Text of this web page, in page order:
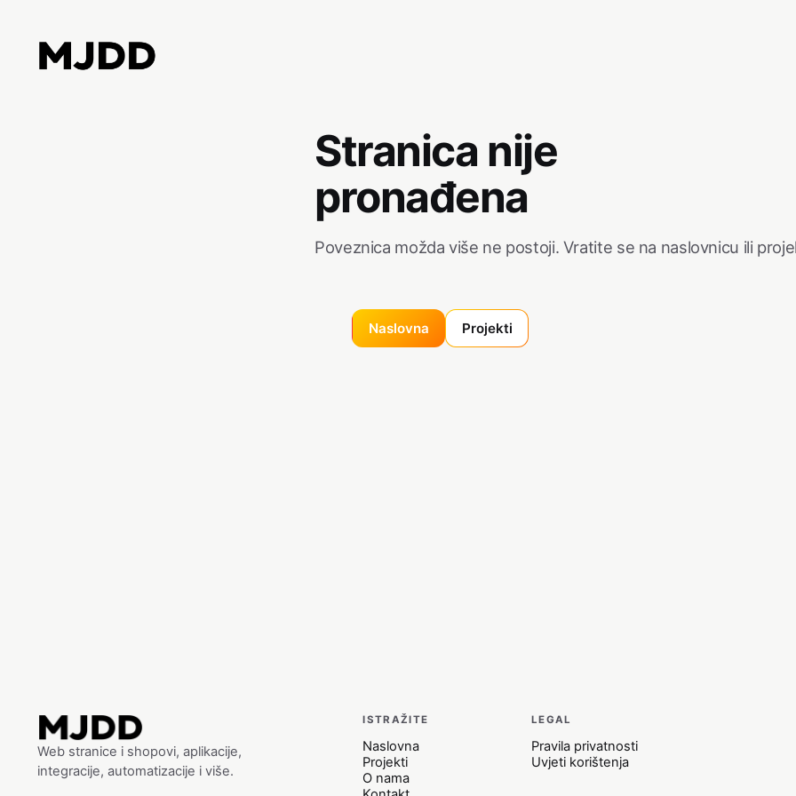
Stranica nije
pronađena
Poveznica možda više ne postoji. Vratite se na naslovnicu ili
Naslovna Projekti
Web stranice i shopovi, aplikacije,
integracije, automatizacije i više.
ISTRAŽITE
Naslovna
Projekti
O nama
LEGAL
Pravila privatnosti
Uvjeti korištenja